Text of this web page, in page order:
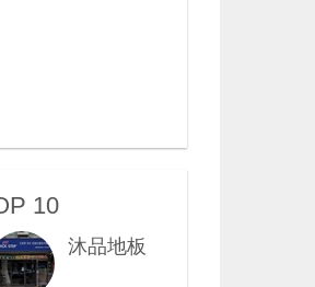
10
沐品地板